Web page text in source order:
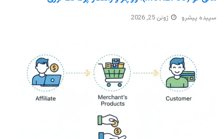
سپیده پیشرو ژوئن 25, 2026